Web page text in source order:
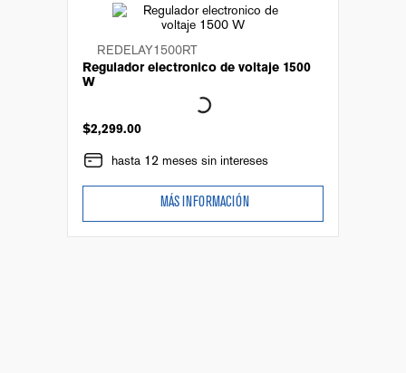
REDELAY1500RT
Regulador electronico de voltaje 1500
W
$2,299.00
hasta 12 meses sin intereses
MÁS INFORMACIÓN